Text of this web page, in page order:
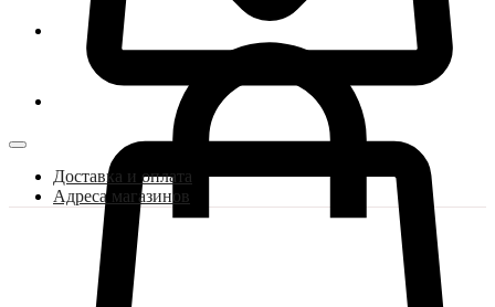
Доставка и оплата
Адреса магазинов